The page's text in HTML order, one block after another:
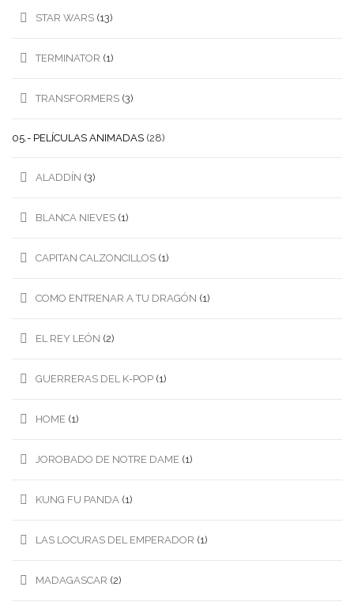
STAR WARS (13)
TERMINATOR (1)
TRANSFORMERS (3)
05.- PELÍCULAS ANIMADAS (28)
ALADDÍN (3)
BLANCA NIEVES (1)
CAPITAN CALZONCILLOS (1)
COMO ENTRENAR A TU DRAGÓN (1)
EL REY LEÓN (2)
GUERRERAS DEL K-POP (1)
HOME (1)
JOROBADO DE NOTRE DAME (1)
KUNG FU PANDA (1)
LAS LOCURAS DEL EMPERADOR (1)
MADAGASCAR (2)